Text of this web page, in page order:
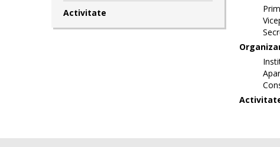
Activitate